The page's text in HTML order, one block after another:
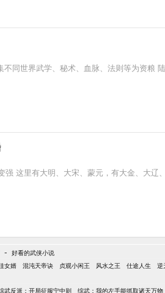
不同世界武学、秘术、血脉、法则等为资
强 这里有大明、大宋、蒙元，有大金、大
- 好看的武侠小说
女婿 混沌天帝诀 贞观小闲王 风水之王 仕途人生 逆
武反派：开局征服宁中则 综武：我的左手能抓取诸天万物